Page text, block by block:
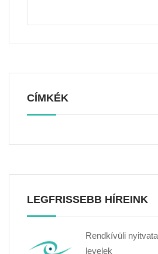
CÍMKÉK
LEGFRISSEBB HÍREINK
Rendkívüli
levelek